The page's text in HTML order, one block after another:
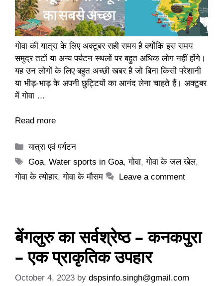
गोवा की यात्रा के लिए अक्टूबर सही समय है क्योंकि इस समय
समुद्र तटों या अन्य पर्यटन स्थलों पर बहुत अधिक लोग नहीं होंगे।
यह उन लोगों के लिए बहुत अच्छी खबर है जो बिना किसी परेशानी
या भीड़-भाड़ के अपनी छुट्टियों का आनंद लेना चाहते हैं। अक्टूबर
में गोवा …
Read more
Categories
यात्रा एवं पर्यटन
Tags
Goa,Water sports in Goa,गोवा,गोवा के जल खेल,
गोवा के त्योहार,गोवा के मौसम Leave a comment
बेंगलुरु का सर्वश्रेष्ठ – कनकपुरा
– एक प्राकृतिक उपहार
October 4, 2023 by dspsinfo.singh@gmail.com